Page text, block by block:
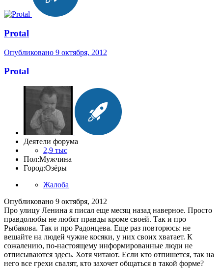
Protal
Опубликовано 9 октября, 2012
Protal
Деятели форума
2,9 тыс
Пол:Мужчина
Город:Озёры
Жалоба
Опубликовано 9 октября, 2012
Про улицу Ленина я писал еще месяц назад наверное. Просто
правдолюбы не любят правды кроме своей. Так и про
Рыбакова. Так и про Радонцева. Еще раз повторюсь: не
вешайте на людей чужие косяки, у них своих хватает. К
сожалению, по-настоящему информированные люди не
отписываются здесь. Хотя читают. Если кто отпишется, так на
него все грехи свалят, кто захочет общаться в такой форме?